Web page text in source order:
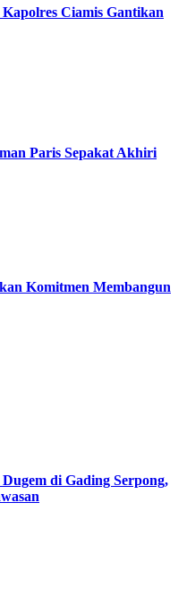
Ciamis Gantikan
Paris Sepakat Akhiri
Komitmen Membangun
di Gading Serpong,